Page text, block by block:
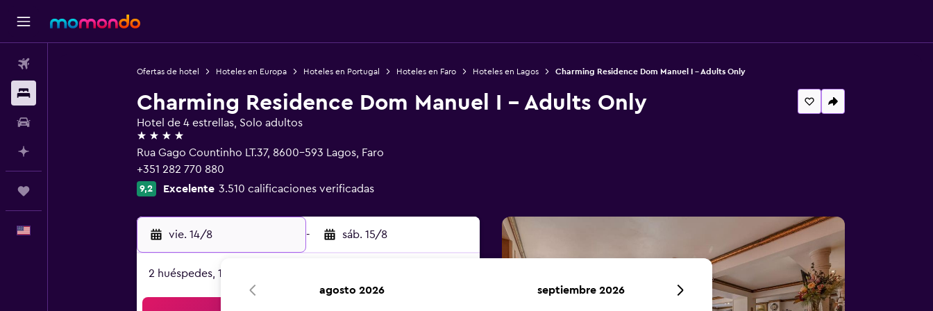
Ofertas de hotel Hoteles en Europa Hoteles en Portugal Hoteles en Faro Hoteles en Lagos Charming Residence Dom Manuel I - Adults Only
Charming Residence Dom Manuel I - Adults Only
Hotel de 4 estrellas, Solo adultos
4 estrellas
Rua Gago Countinho LT.37, 8600-593 Lagos, Faro
+351 282 770 880
9,2 Excelente 3.510 calificaciones verificadas
vie. 14/8 - sáb. 15/8
2 huéspedes, 1 habitación
agosto 2026 septiembre 2026